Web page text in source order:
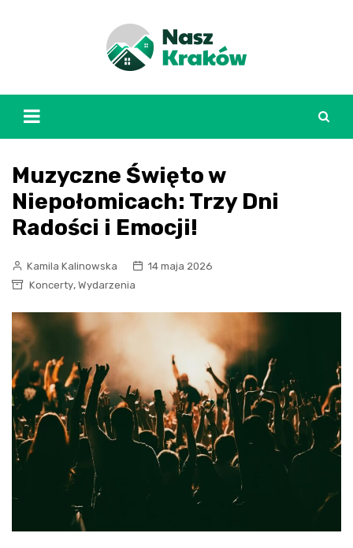
Muzyczne Święto w
Niepołomicach: Trzy Dni
Radości i Emocji!
Kamila Kalinowska
14 maja 2026
Koncerty, Wydarzenia